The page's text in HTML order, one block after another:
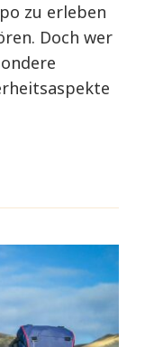
zu erleben
Doch wer